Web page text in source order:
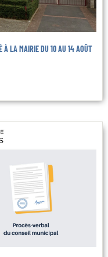
À LA MAIRIE DU 10 AU 14 AOÛT